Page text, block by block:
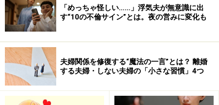
「めっちゃ怪しい……」浮気夫が無意識に出
す“10の不倫サイン”とは。夜の営みに変化も
夫婦関係を修復する“魔法の一言”とは？ 離婚
する夫婦・しない夫婦の「小さな習慣」4つ